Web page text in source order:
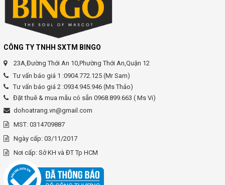
CÔNG TY TNHH SXTM BINGO
23A,Đường Thới An 10,Phường Thới An,Quận 12
Tư vấn báo giá 1 :0904.772.125 (Mr Sam)
Tư vấn báo giá 2 :0934.945.946 (Ms Thảo)
Đặt thuê & mua mẫu có sẵn 0968.899.663 ( Ms Vi)
dohoatrang.vn@gmail.com
MST: 0314709887
Ngày cấp: 03/11/2017
Nơi cấp: Sở KH và ĐT Tp HCM